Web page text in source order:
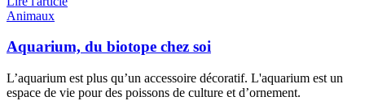
Animaux
Aquarium, du biotope chez soi
L’aquarium est plus qu’un accessoire décoratif. L'aquarium est un
espace de vie pour des poissons de culture et d’ornement.